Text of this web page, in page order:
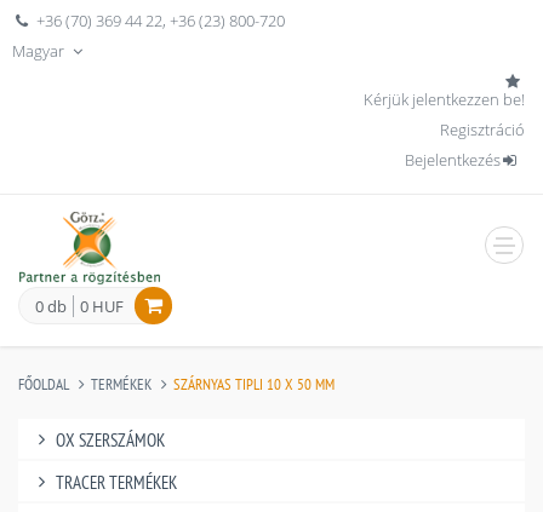
+36 (70) 369 44 22,+36 (23) 800-720
Magyar
Kérjük jelentkezzen be!
Regisztráció
Bejelentkezés
0 db 0 HUF
FŐOLDAL TERMÉKEK SZÁRNYAS TIPLI 10 X 50 MM
OX SZERSZÁMOK
TRACER TERMÉKEK